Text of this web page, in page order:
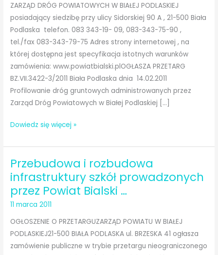
ZARZĄD DRÓG POWIATOWYCH W BIAŁEJ PODLASKIEJ
posiadający siedzibę przy ulicy Sidorskiej 90 A , 21-500 Biała
Podlaska telefon. 083 343-19- 09, 083-343-75-90 ,
tel./fax 083-343-79-75 Adres strony internetowej , na
której dostępna jest specyfikacja istotnych warunków
zamówienia: www.powiatbialski.plOGŁASZA PRZETARG
BZ.VII.3422-3/2011 Biała Podlaska dnia 14.02.2011
Profilowanie dróg gruntowych administrowanych przez
Zarząd Dróg Powiatowych w Białej Podlaskiej […]
Profilowanie
gruntowych
administrowanych
przez
Dróg
Powiatowych
w
Białej
Podlaskiej
Dowiedz się więcej »
Przebudowa i rozbudowa
infrastruktury szkół prowadzonych
przez Powiat Bialski …
11 marca 2011
OGŁOSZENIE O PRZETARGUZARZĄD POWIATU W BIAŁEJ
PODLASKIEJ21-500 BIAŁA PODLASKA ul. BRZESKA 41 ogłasza
zamówienie publiczne w trybie przetargu nieograniczonego